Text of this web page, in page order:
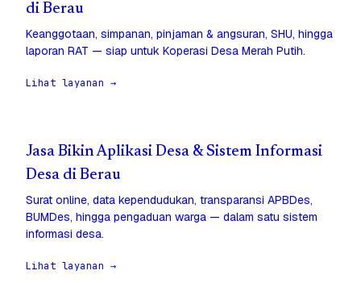
di Berau
Keanggotaan, simpanan, pinjaman & angsuran, SHU, hingga
laporan RAT — siap untuk Koperasi Desa Merah Putih.
Lihat layanan →
Jasa Bikin Aplikasi Desa & Sistem Informasi
Desa di Berau
Surat online, data kependudukan, transparansi APBDes,
BUMDes, hingga pengaduan warga — dalam satu sistem
informasi desa.
Lihat layanan →